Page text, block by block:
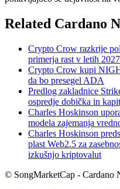
Related Cardano
Crypto Crow razkrije
primerja rast v letih
Crypto Crow kupi
da bo presegel ADA
Predlog zakladnice
ospredje dobička in
Charles Hoskinson
modela zajemanja
Charles Hoskinson
plast Web2.5 za
izkušnjo kriptovalut
© SongMarketCap - Cardano